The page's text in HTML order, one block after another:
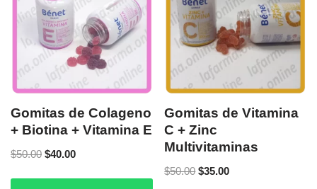
Gomitas de Colageno
+ Biotina + Vitamina E
$50.00 $40.00
Gomitas de Vitamina
C + Zinc
Multivitaminas
$50.00 $35.00